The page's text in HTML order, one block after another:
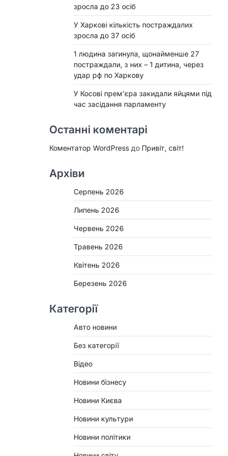
зросла до 23 осіб
У Харкові кількість постраждалих
зросла до 37 осіб
1 людина загинула, щонайменше 27
постраждали, з них – 1 дитина, через
удар рф по Харкову
У Косові прем’єра закидали яйцями під
час засідання парламенту
Останні коментарі
Коментатор WordPress до Привіт, світ!
Архіви
Серпень 2026
Липень 2026
Червень 2026
Травень 2026
Квітень 2026
Березень 2026
Категорії
Авто новини
Без категорії
Відео
Новини бізнесу
Новини Києва
Новини культури
Новини політики